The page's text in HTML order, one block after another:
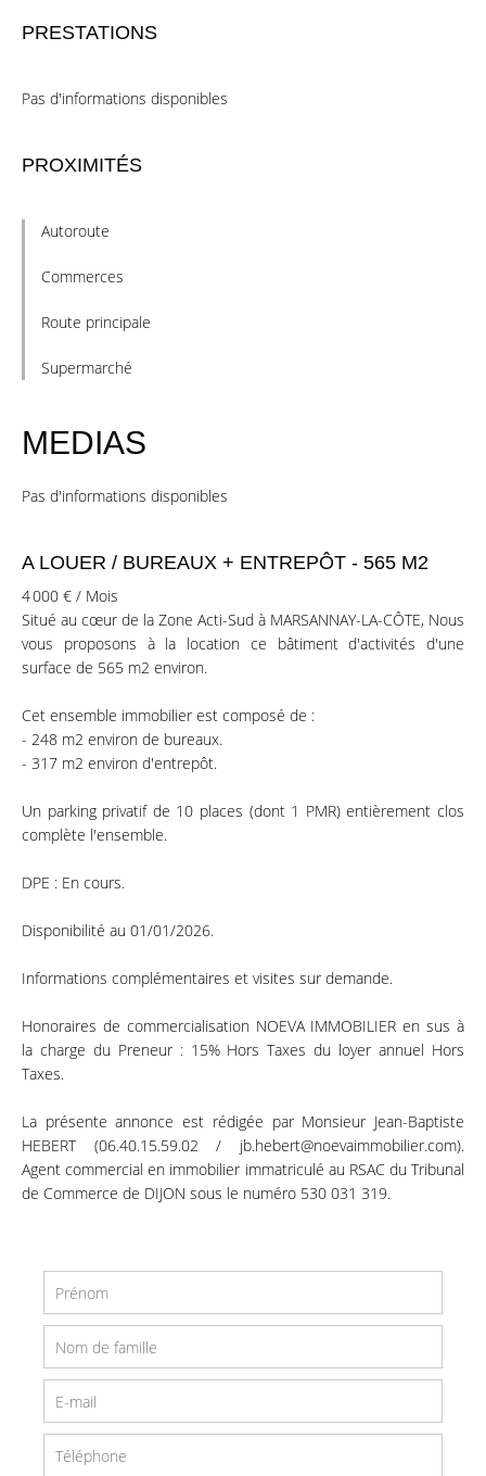
PRESTATIONS
Pas d'informations disponibles
PROXIMITÉS
Autoroute
Commerces
Route principale
Supermarché
MEDIAS
Pas d'informations disponibles
A LOUER / BUREAUX + ENTREPÔT - 565 M2
4 000 € / Mois
Situé au cœur de la Zone Acti-Sud à MARSANNAY-LA-CÔTE, Nous
vous proposons à la location ce bâtiment d'activités d'une
surface de 565 m2 environ.
Cet ensemble immobilier est composé de :
- 248 m2 environ de bureaux.
- 317 m2 environ d'entrepôt.
Un parking privatif de 10 places (dont 1 PMR) entièrement clos
complète l'ensemble.
DPE : En cours.
Disponibilité au 01/01/2026.
Informations complémentaires et visites sur demande.
Honoraires de commercialisation NOEVA IMMOBILIER en sus à
la charge du Preneur : 15% Hors Taxes du loyer annuel Hors
Taxes.
La présente annonce est rédigée par Monsieur Jean-Baptiste
HEBERT (06.40.15.59.02 / jb.hebert@noevaimmobilier.com).
Agent commercial en immobilier immatriculé au RSAC du Tribunal
de Commerce de DIJON sous le numéro 530 031 319.